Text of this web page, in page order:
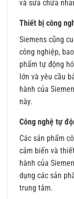
và sửa chữa
Thiết bị công
Siemens cũng
công nghiệp,
phẩm tự động
lớn và yêu cầu
hành của
này.
Công nghệ tự
Các sản phẩm
cảm biến và
hành của
dụng các sản
trung tâm.